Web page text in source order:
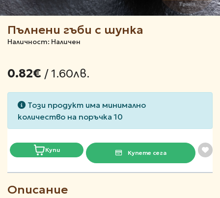
Пълнени гъби с шунка
Наличност: Наличен
0.82€ / 1.60лв.
Този продукт има минимално
количество на поръчка 10
Купи Купете сега
Описание